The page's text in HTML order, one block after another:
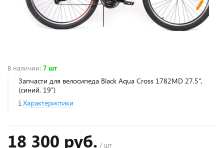
В наличии: 7 шт
Запчасти для велосипеда Black Aqua Cross 1782MD 27.5",
(синий, 19")
Характеристики
18 300 руб. / шт